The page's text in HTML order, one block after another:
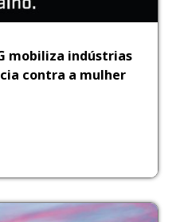
mobiliza indústrias
contra a mulher